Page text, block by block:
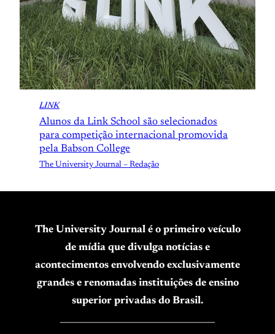
LINK
Alunos da Link School são selecionados
para competição internacional promovida
pela Babson College
The University Journal – Redação
The University Journal é o primeiro veículo
de mídia que divulga notícias e
acontecimentos envolvendo exclusivamente
grandes e renomadas instituições de ensino
superior privadas do Brasil.